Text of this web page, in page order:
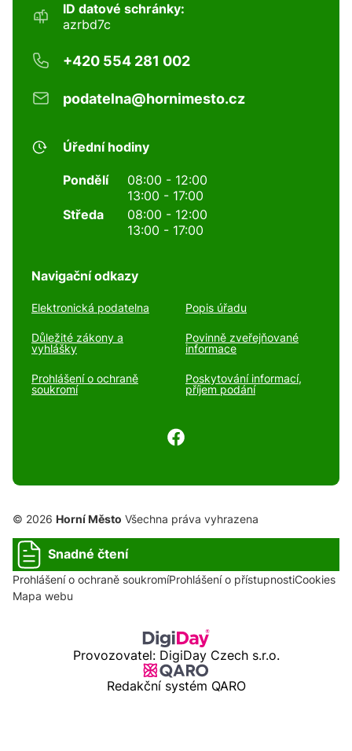
ID datové schránky:
azrbd7c
+420 554 281 002
podatelna@hornimesto.cz
Úřední hodiny
Pondělí
08:00 - 12:00
13:00 - 17:00
Středa
08:00 - 12:00
13:00 - 17:00
Navigační odkazy
Elektronická podatelna Popis úřadu
Důležité zákony a
vyhlášky
Povinně zveřejňované
informace
Prohlášení o ochraně
soukromí
Poskytování informací,
příjem podání
© 2026 Horní Město Všechna práva vyhrazena
Snadné čtení
Prohlášení o ochraně soukromíProhlášení o přístupnostiCookies
Mapa webu
Provozovatel: DigiDay Czech s.r.o.
Redakční systém QARO